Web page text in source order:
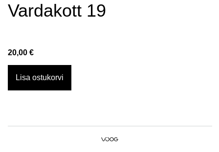
Vardakott 19
20,00 €
Lisa ostukorvi